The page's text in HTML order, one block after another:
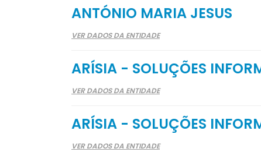
ANTÓNIO MARIA JESUS
VER DADOS DA ENTIDADE
ARÍSIA - SOLUÇÕES
VER DADOS DA ENTIDADE
ARÍSIA - SOLUÇÕES
VER DADOS DA ENTIDADE